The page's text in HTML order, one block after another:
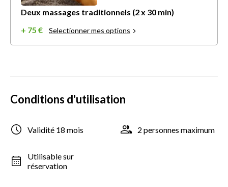
Deux massages traditionnels (2 x 30 min)
+ 75 €
Selectionner mes options
Conditions d'utilisation
Validité 18 mois 2 personnes maximum
Utilisable sur
réservation